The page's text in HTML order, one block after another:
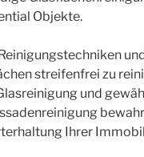
Objekte.
streifenfrei zu
und
Ihrer